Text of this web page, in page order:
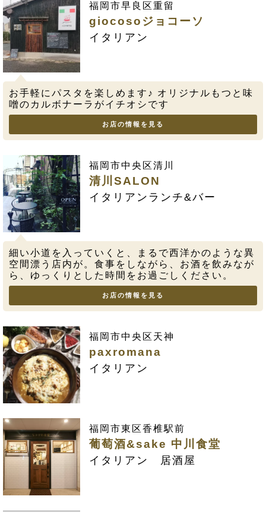
福岡市早良区重留
giocosoジョコーソ
イタリアン
お手軽にパスタを楽しめます♪ オリジナルもつと味
噌のカルボナーラがイチオシです
お店の情報を見る
福岡市中央区清川
清川SALON
イタリアンランチ&バー
細い小道を入っていくと、まるで西洋かのような異
空間漂う店内が。食事をしながら、お酒を飲みなが
ら、ゆっくりとした時間をお過ごしください。
お店の情報を見る
福岡市中央区天神
paxromana
イタリアン
福岡市東区香椎駅前
葡萄酒&sake 中川食堂
イタリアン 居酒屋